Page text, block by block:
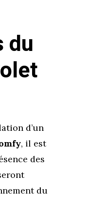
du
d’un
, il est
des
du